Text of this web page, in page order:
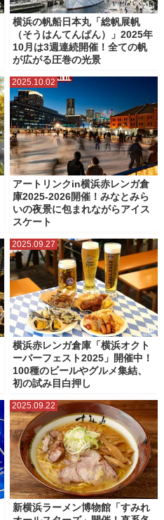
横浜の帆船日本丸「総帆展帆
（そうはんてんぱん）」2025年
10月は3週連続開催！全ての帆
が広がる圧巻の光景
2025.10.02
アートリンクin横浜赤レンガ倉
庫2025-2026開催！みなとみら
いの夜景に包まれながらアイス
スケート
2025.09.27
横浜赤レンガ倉庫「横浜オクト
ーバーフェスト2025」開催中！
100種のビールやグルメ集結、
初の試み目白押し
2025.09.22
新横浜ラーメン博物館「すみれ